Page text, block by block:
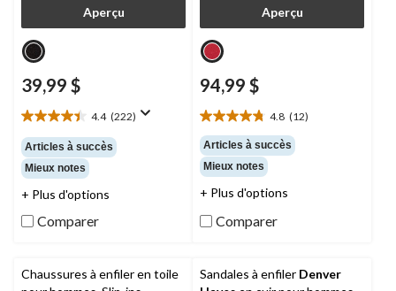
Aperçu
39,99 $
4.4 (222)
4.4
étoile(s)
sur
5.
222
Articles à succès
Mieux notes
+ Plus d'options
Comparer
Aperçu
94,99 $
4.8 (12)
4.8
étoile(s)
sur
5.
12
Articles à succès
Mieux notes
+ Plus d'options
Comparer
Chaussures à enfiler en toile
Sandales à enfiler Denver